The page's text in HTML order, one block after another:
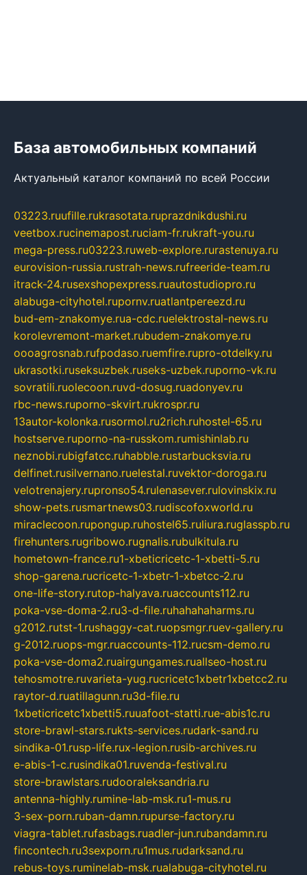
База автомобильных компаний
Актуальный каталог компаний по всей России
03223.ruufille.rukrasotata.ruprazdnikdushi.ru
veetbox.rucinemapost.ruciam-fr.rukraft-you.ru
mega-press.ru03223.ruweb-explore.rurastenuya.ru
eurovision-russia.rustrah-news.rufreeride-team.ru
itrack-24.rusexshopexpress.ruautostudiopro.ru
alabuga-cityhotel.rupornv.ruatlantpereezd.ru
bud-em-znakomye.rua-cdc.ruelektrostal-news.ru
korolevremont-market.rubudem-znakomye.ru
oooagrosnab.rufpodaso.ruemfire.rupro-otdelky.ru
ukrasotki.ruseksuzbek.ruseks-uzbek.ruporno-vk.ru
sovratili.ruolecoon.ruvd-dosug.ruadonyev.ru
rbc-news.ruporno-skvirt.rukrospr.ru
13autor-kolonka.rusormol.ru2rich.ruhostel-65.ru
hostserve.ruporno-na-russkom.rumishinlab.ru
neznobi.rubigfatcc.ruhabble.rustarbucksvia.ru
delfinet.rusilvernano.ruelestal.ruvektor-doroga.ru
velotrenajery.rupronso54.rulenasever.rulovinskix.ru
show-pets.rusmartnews03.rudiscofoxworld.ru
miraclecoon.rupongup.ruhostel65.ruliura.ruglasspb.ru
firehunters.rugribowo.rugnalis.rubulkitula.ru
hometown-france.ru1-xbeticricetc-1-xbetti-5.ru
shop-garena.rucricetc-1-xbetr-1-xbetcc-2.ru
one-life-story.rutop-halyava.ruaccounts112.ru
poka-vse-doma-2.ru3-d-file.ruhahahaharms.ru
g2012.rutst-1.rushaggy-cat.ruopsmgr.ruev-gallery.ru
g-2012.ruops-mgr.ruaccounts-112.rucsm-demo.ru
poka-vse-doma2.ruairgungames.ruallseo-host.ru
tehosmotre.ruvarieta-yug.rucricetc1xbetr1xbetcc2.ru
raytor-d.ruatillagunn.ru3d-file.ru
1xbeticricetc1xbetti5.ruuafoot-statti.rue-abis1c.ru
store-brawl-stars.rukts-services.rudark-sand.ru
sindika-01.rusp-life.rux-legion.rusib-archives.ru
e-abis-1-c.rusindika01.ruvenda-festival.ru
store-brawlstars.rudooraleksandria.ru
antenna-highly.rumine-lab-msk.ru1-mus.ru
3-sex-porn.ruban-damn.rupurse-factory.ru
viagra-tablet.rufasbags.ruadler-jun.rubandamn.ru
fincontech.ru3sexporn.ru1mus.rudarksand.ru
rebus-toys.ruminelab-msk.rualabuga-cityhotel.ru